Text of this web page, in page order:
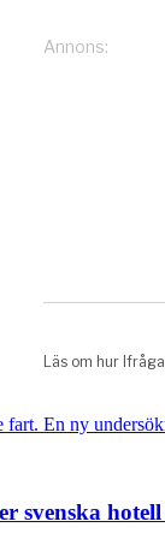
svenska